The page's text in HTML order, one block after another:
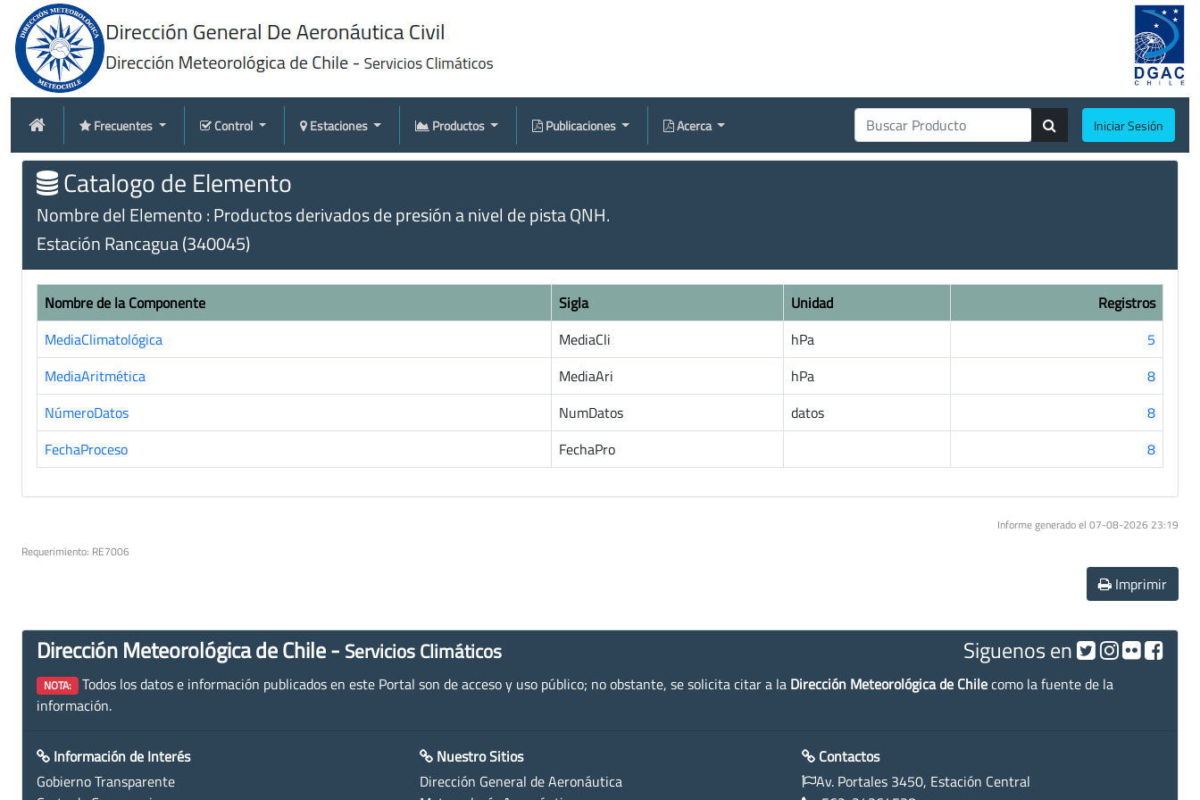
Frecuentes Control Estaciones Productos Publicaciones Acerca Iniciar Sesión
Catalogo de Elemento
Nombre del Elemento : Productos derivados de presión a nivel de pista QNH.
Estación Rancagua (340045)
Nombre de la Componente Sigla Unidad
Registros
MediaClimatológica
MediaCli hPa
5
MediaAritmética
MediaAri hPa
8
NúmeroDatos
NumDatos datos
8
FechaProceso
FechaPro 8
Informe generado el 07-08-2026 23:19
Requerimiento: RE7006
Imprimir
Dirección Meteorológica de Chile - Servicios Climáticos Siguenos en
NOTA: Todos los datos e información publicados en este Portal son de acceso y uso público; no obstante, se solicita citar a la Dirección Meteorológica de Chilecomo la fuente de la
información.
Información de Interés
Gobierno Transparente
Nuestro Sitios
Dirección General de Aeronáutica
Contactos
Av. Portales 3450, Estación Central